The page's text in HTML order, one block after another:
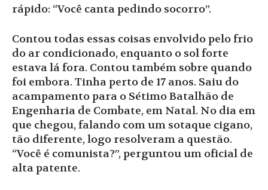
rápido: “Você canta pedindo socorro”.
Contou todas essas coisas envolvido pelo frio
do ar condicionado, enquanto o sol forte
estava lá fora. Contou também sobre quando
foi embora. Tinha perto de 17 anos. Saiu do
acampamento para o Sétimo Batalhão de
Engenharia de Combate, em Natal. No dia em
que chegou, falando com um sotaque cigano,
tão diferente, logo resolveram a questão.
“Você é comunista?”, perguntou um oficial de
alta patente.